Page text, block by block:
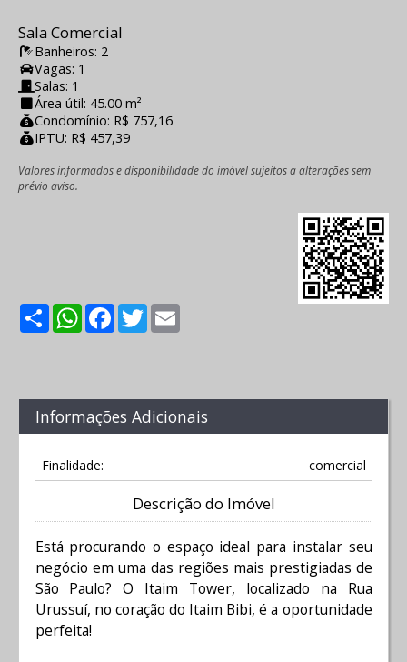
Sala Comercial
Banheiros: 2
Vagas: 1
Salas: 1
Área útil: 45.00 m²
Condomínio: R$ 757,16
IPTU: R$ 457,39
Valores informados e disponibilidade do imóvel sujeitos a alterações sem
prévio aviso.
ShareWhatsApp
Facebook
Twitter
Informações Adicionais
Finalidade: comercial
Descrição do Imóvel
Está procurando o espaço ideal para instalar seu
negócio em uma das regiões mais prestigiadas de
São Paulo? O Itaim Tower, localizado na Rua
Urussuí, no coração do Itaim Bibi, é a oportunidade
perfeita!